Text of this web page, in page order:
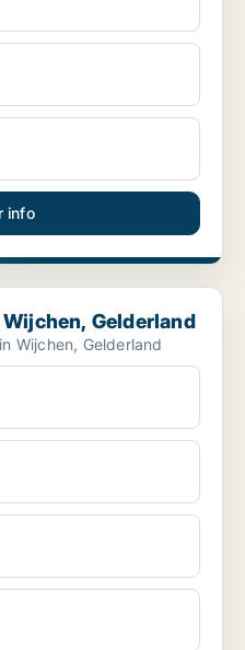
info
Gelderland
Wijchen, Gelderland